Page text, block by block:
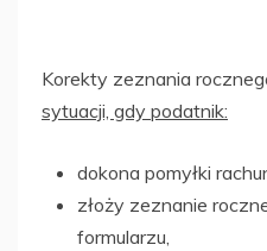
Korekty zeznania
sytuacji, gdy podatnik:
dokona pomyłki
złoży zeznanie
formularzu,